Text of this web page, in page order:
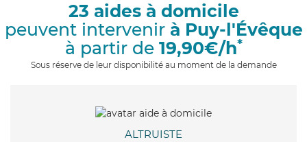
i
23 aides à domicile
peuvent intervenir à Puy-l'Évêque
à partir de 19,90€/h*
Sous réserve de leur disponibilité au moment de la demande
ALTRUISTE